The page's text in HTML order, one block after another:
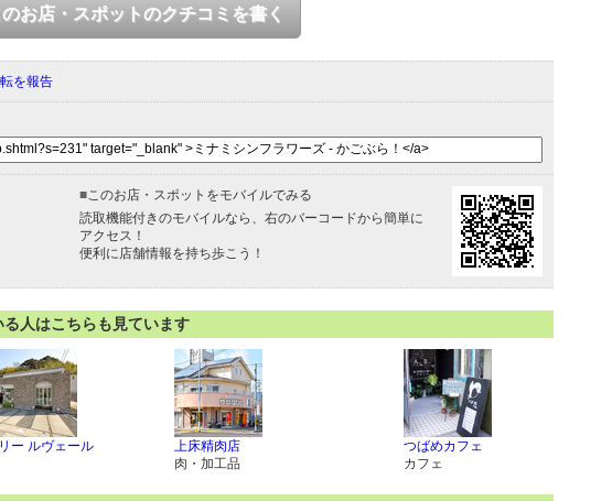
のお店・スポットのクチコミを書く
を報告
■ このお店・スポットをモバイルでみる
読取機能付きのモバイルなら、右のバーコードから簡単に
アクセス！
便利に店舗情報を持ち歩こう！
人はこちらも見ています
ー ルヴェール
上床精肉店
肉・加工品
つばめカフェ
カフェ